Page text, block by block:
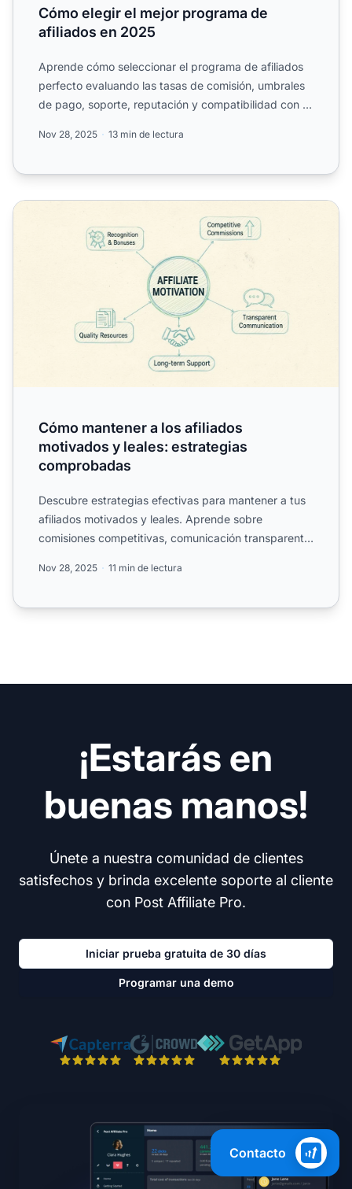
Cómo elegir el mejor programa de
afiliados en 2025
Aprende cómo seleccionar el programa de afiliados
perfecto evaluando las tasas de comisión, umbrales
de pago, soporte, reputación y compatibilidad con tu
Nov 28, 2025 13 min de lectura
Cómo mantener a los afiliados motivados y leales:
Cómo mantener a los afiliados
motivados y leales: estrategias
comprobadas
Descubre estrategias efectivas para mantener a tus
afiliados motivados y leales. Aprende sobre
comisiones competitivas, comunicación transparente,
Nov 28, 2025 11 min de lectura
¡Estarás en
buenas manos!
Únete a nuestra comunidad de clientes
satisfechos y brinda excelente soporte al cliente
con Post Affiliate Pro.
Iniciar prueba gratuita de 30 días
Programar una demo
Contacto